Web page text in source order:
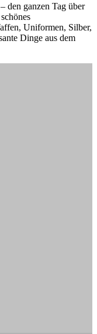
den ganzen Tag über
Uniformen, Silber,
Dinge aus dem